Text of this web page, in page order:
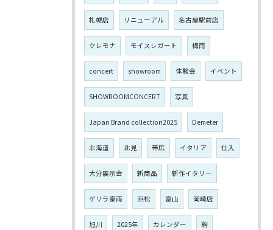
札幌店 リニューアル 名古屋駅前店
クレモナ モイスレガート 梅雨
concert showroom 体験会 イベント
SHOWROOMCONCERT 写真
Japan Brand collection2025 Demeter
北海道 北見 帯広 イタリア 仕入
大分展示会 新商品 新作イタリー
ゲリラ豪雨 浜松 富山 岡崎店
旭川 2025年 カレンダー 駒